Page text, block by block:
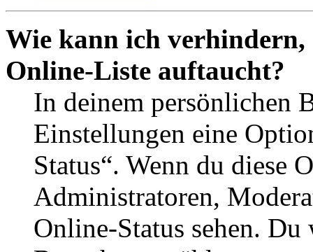
Wie kann ich verhindern,
Online-Liste auftaucht?
In deinem persönlichen
Einstellungen eine
Status“. Wenn du diese
Administratoren,
Online-Status sehen.